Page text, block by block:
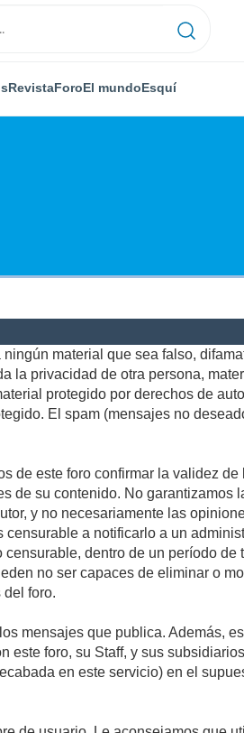
RevistaForoEl mundoEsquí
material que sea falso,
la privacidad de otra persona,
protegido por derechos de
El spam (mensajes no
de este foro confirmar la validez
de su contenido. No
y no necesariamente las
a notificarlo a un
dentro de un período
no ser capaces de eliminar o
foro.
mensajes que publica. Además,
este foro, su Staff, y sus
en este servicio) en el